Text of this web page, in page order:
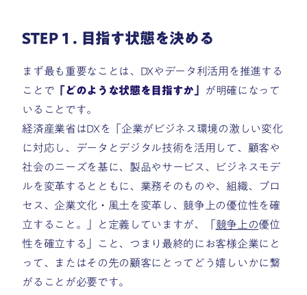
STEP１. 目指す状態を決める
まず最も重要なことは、DXやデータ利活用を推進する
ことで 「どのような状態を目指すか
が明確になって
いることです。
経済産業省はDXを「企業がビジネス環境の激しい変化
に対応し、データとデジタル技術を活用して、顧客や
社会のニーズを基に、製品やサービス、ビジネスモデ
ルを変革するとともに、業務そのものや、組織、プロ
セス、企業文化・風土を変革し、競争上の優位性を確
立すること。」と定義していますが、「 競争上の優位
性を確立する」こと、つまり最終的にお客様企業にと
って、またはその先の顧客にとってどう嬉しいかに繋
がることが必要です。